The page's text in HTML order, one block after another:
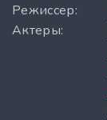
Режиссер:
Актеры: